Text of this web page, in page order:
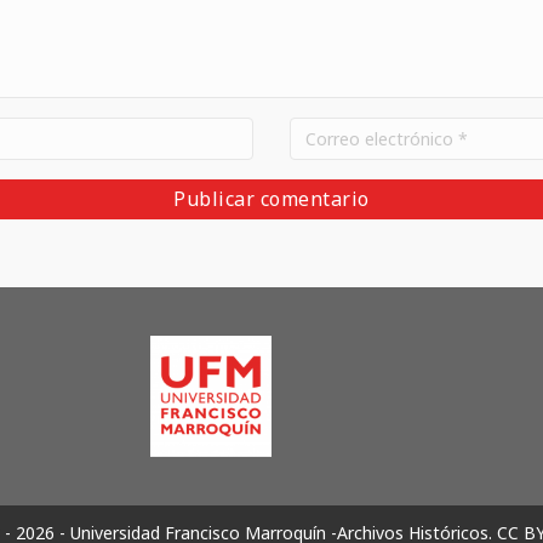
2026 - Universidad Francisco Marroquín -Archivos Históricos. CC